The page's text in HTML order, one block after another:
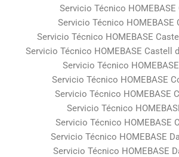
Servicio Técnico HOMEBASE
Servicio Técnico HOMEBASE
Servicio Técnico HOMEBASE
Servicio Técnico HOMEBASE Castell
Servicio Técnico
Servicio Técnico HOMEBASE
Servicio Técnico HOMEBASE
Servicio Técnico
Servicio Técnico HOMEBASE
Servicio Técnico HOMEBASE
Servicio Técnico HOMEBASE